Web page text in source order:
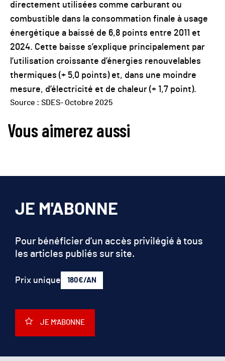
directement utilisées comme carburant ou
combustible dans la consommation finale à usage
énergétique a baissé de 6,8 points entre 2011 et
2024. Cette baisse s’explique principalement par
l’utilisation croissante d’énergies renouvelables
thermiques (+ 5,0 points) et, dans une moindre
mesure, d’électricité et de chaleur (+ 1,7 point).
Source : SDES- Octobre 2025
Vous aimerez aussi
JE M'ABONNE
Pour bénéficier d’un accès privilégié à tous
les articles publiés sur site.
Prix unique 180€/AN
JE M'ABONNE